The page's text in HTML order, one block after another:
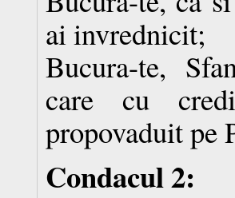
ai invrednicit;
Bucura-te,
care cu
propovaduit pe
Condacul 2: